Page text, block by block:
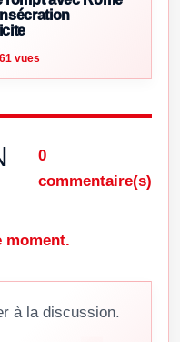
vues
0
commentaire(s)
moment.
à la discussion.